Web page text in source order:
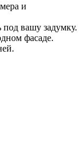
и
вашу задумку.
фасаде.